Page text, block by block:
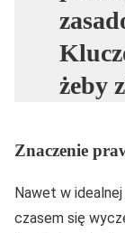
żeby
Znaczenie
Nawet w
czasem się